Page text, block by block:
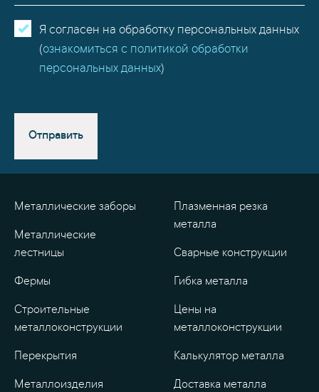
Я согласен на обработку персональных данных
(ознакомиться с политикой обработки
персональных данных)
Отправить
Металлические заборы
Металлические
лестницы
Фермы
Строительные
металлоконструкции
Перекрытия
Металлоизделия
Плазменная резка
металла
Сварные конструкции
Гибка металла
Цены на
металлоконструкции
Калькулятор металла
Доставка металла